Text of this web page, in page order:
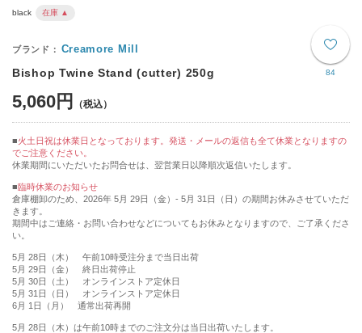
black 在庫 ▲
84
Creamore Mill
Bishop Twine Stand (cutter) 250g
5,060円
火土日祝は休業日となっております。発送・メールの返信も全て休業となりますの
でご注意ください。
休業期間にいただいたお問合せは、翌営業日以降順次返信いたします。
■臨時休業のお知らせ
倉庫棚卸のため、2026年 5月 29日（金）- 5月 31日（日）の期間お休みさせていただ
きます。
期間中はご連絡・お問い合わせなどについてもお休みとなりますので、ご了承くださ
い。
5月 28日（木） 午前10時受注分まで当日出荷
5月 29日（金） 終日出荷停止
5月 30日（土） オンラインストア定休日
5月 31日（日） オンラインストア定休日
6月 1日（月） 通常出荷再開
5月 28日（木）は午前10時までのご注文分は当日出荷いたします。